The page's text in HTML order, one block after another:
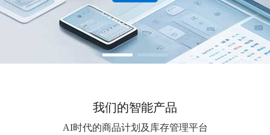
们
我们的智能产品
AI时代的商品计划及库存管理平台